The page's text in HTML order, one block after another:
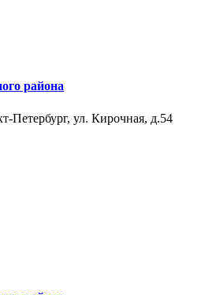
района
Петербург, ул. Кирочная, д.54